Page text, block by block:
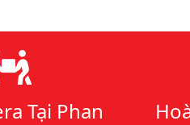
tôi
Tại Phan